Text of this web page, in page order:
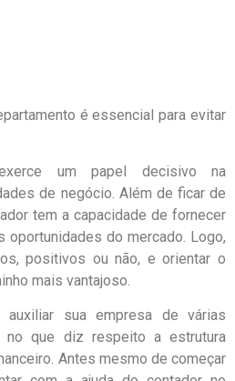
é essencial para evitar
um papel decisivo na
de negócio. Além de ficar de
tem a capacidade de fornecer
oportunidades do mercado. Logo,
positivos ou não, e orientar o
mais vantajoso.
auxiliar sua empresa de várias
no que diz respeito a estrutura
Antes mesmo de começar